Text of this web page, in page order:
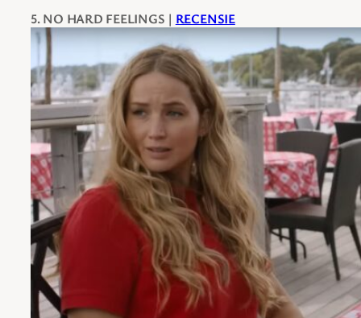
5. NO HARD FEELINGS | RECENSIE